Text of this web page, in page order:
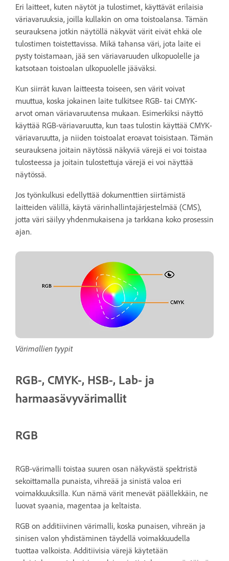
Eri laitteet, kuten näytöt ja tulostimet, käyttävät erilaisia
väriavaruuksia, joilla kullakin on oma toistoalansa. Tämän
seurauksena jotkin näytöllä näkyvät värit eivät ehkä ole
tulostimen toistettavissa. Mikä tahansa väri, jota laite ei
pysty toistamaan, jää sen väriavaruuden ulkopuolelle ja
katsotaan toistoalan ulkopuolelle jääväksi.
Kun siirrät kuvan laitteesta toiseen, sen värit voivat
muuttua, koska jokainen laite tulkitsee RGB- tai CMYK-
arvot oman väriavaruutensa mukaan. Esimerkiksi näyttö
käyttää RGB-väriavaruutta, kun taas tulostin käyttää CMYK-
väriavaruutta, ja niiden toistoalat eroavat toisistaan. Tämän
seurauksena joitain näytössä näkyviä värejä ei voi toistaa
tulosteessa ja joitain tulostettuja värejä ei voi näyttää
näytössä.
Jos työnkulkusi edellyttää dokumenttien siirtämistä
laitteiden välillä, käytä värinhallintajärjestelmää (CMS),
jotta väri säilyy yhdenmukaisena ja tarkkana koko prosessin
ajan.
Värimallien tyypit
RGB-, CMYK-, HSB-, Lab- ja
harmaasävyvärimallit
RGB
RGB-värimalli toistaa suuren osan näkyvästä spektristä
sekoittamalla punaista, vihreää ja sinistä valoa eri
voimakkuuksilla. Kun nämä värit menevät päällekkäin, ne
luovat syaania, magentaa ja keltaista.
RGB on additiivinen värimalli, koska punaisen, vihreän ja
sinisen valon yhdistäminen täydellä voimakkuudella
tuottaa valkoista. Additiivisia värejä käytetään